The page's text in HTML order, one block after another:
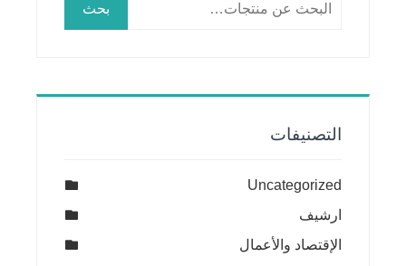
بحث
التصنيفات
Uncategorized
ارشيف
الإقتصاد والأعمال